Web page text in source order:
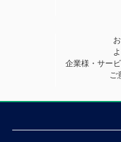
企業様・サー
ご